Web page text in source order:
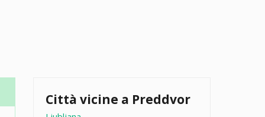
Città vicine a Preddvor